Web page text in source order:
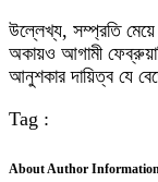
উল্লেখ্য, সম্প্রতি মেয়ে
অকায়ও আগামী
আনুশকার দায়িত্ব যে
Tag :
About Author